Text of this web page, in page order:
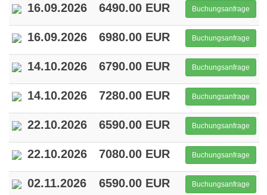
16.09.2026 6490.00 EUR Buchungsanfrage
16.09.2026 6980.00 EUR Buchungsanfrage
14.10.2026 6790.00 EUR Buchungsanfrage
14.10.2026 7280.00 EUR Buchungsanfrage
22.10.2026 6590.00 EUR Buchungsanfrage
22.10.2026 7080.00 EUR Buchungsanfrage
02.11.2026 6590.00 EUR Buchungsanfrage